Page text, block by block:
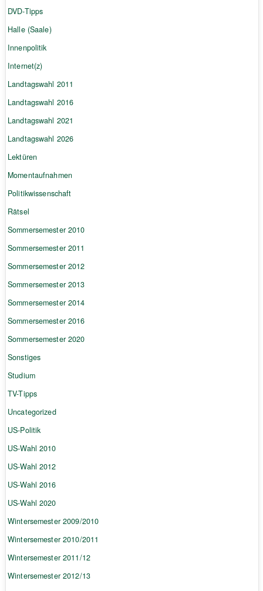
DVD-Tipps
Halle (Saale)
Innenpolitik
Internet(z)
Landtagswahl 2011
Landtagswahl 2016
Landtagswahl 2021
Landtagswahl 2026
Lektüren
Momentaufnahmen
Politikwissenschaft
Rätsel
Sommersemester 2010
Sommersemester 2011
Sommersemester 2012
Sommersemester 2013
Sommersemester 2014
Sommersemester 2016
Sommersemester 2020
Sonstiges
Studium
TV-Tipps
Uncategorized
US-Politik
US-Wahl 2010
US-Wahl 2012
US-Wahl 2016
US-Wahl 2020
Wintersemester 2009/2010
Wintersemester 2010/2011
Wintersemester 2011/12
Wintersemester 2012/13